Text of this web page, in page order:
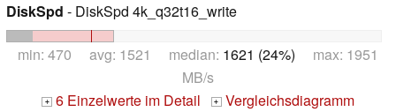
DiskSpd - DiskSpd 4k_q32t16_write
min: 470 avg: 1521 median: 1621 (24%) max: 1951
MB/s
+ 6 Einzelwerte im Detail + Vergleichsdiagramm